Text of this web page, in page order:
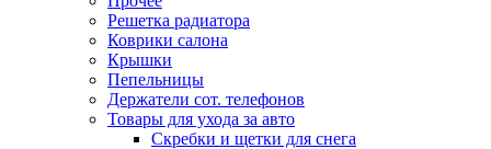
Решетка радиатора
Коврики салона
Крышки
Пепельницы
Держатели сот. телефонов
Товары для ухода за авто
Скребки и щетки для снега